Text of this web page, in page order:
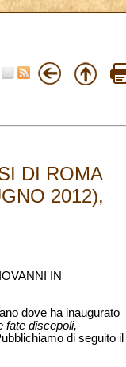
DI ROMA
2012),
IN
dove ha inaugurato
fate discepoli,
di seguito il